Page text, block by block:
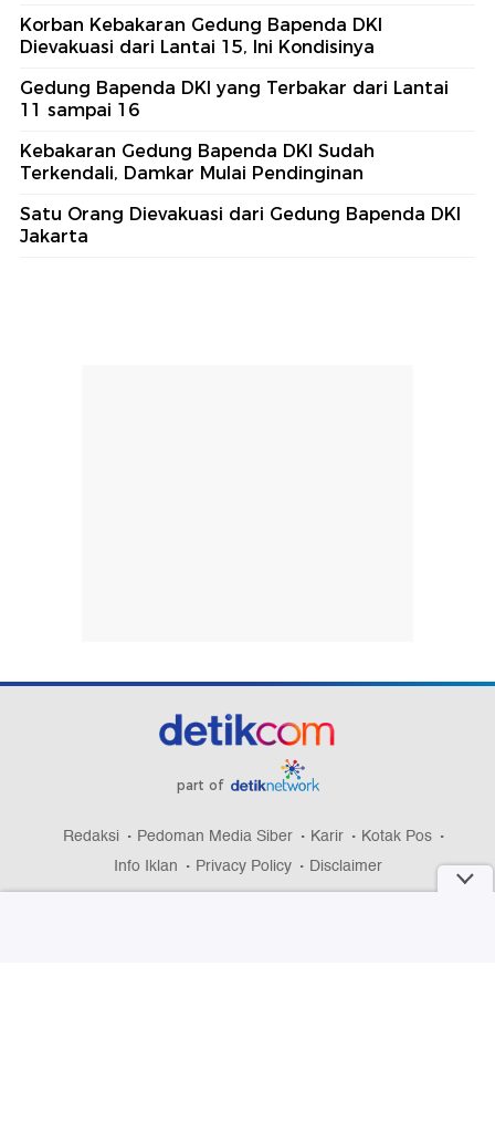
Korban Kebakaran Gedung Bapenda DKI
Dievakuasi dari Lantai 15, Ini Kondisinya
Gedung Bapenda DKI yang Terbakar dari Lantai
11 sampai 16
Kebakaran Gedung Bapenda DKI Sudah
Terkendali, Damkar Mulai Pendinginan
Satu Orang Dievakuasi dari Gedung Bapenda DKI
Jakarta
part of
Redaksi Pedoman Media Siber Karir
Kotak Pos
Info Iklan
Privacy Policy Disclaimer